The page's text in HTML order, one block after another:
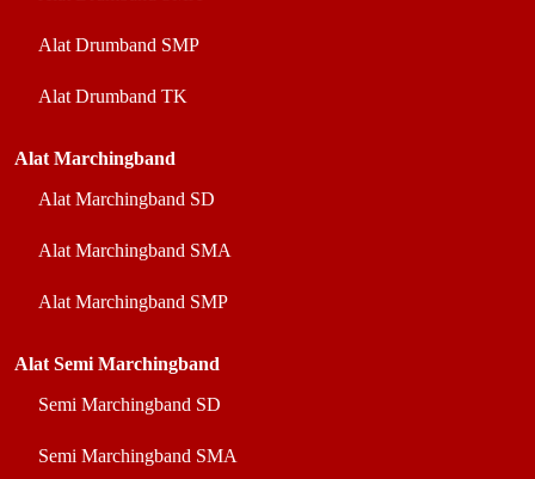
Alat Drumband SMP
Alat Drumband TK
Alat Marchingband
Alat Marchingband SD
Alat Marchingband SMA
Alat Marchingband SMP
Alat Semi Marchingband
Semi Marchingband SD
Semi Marchingband SMA